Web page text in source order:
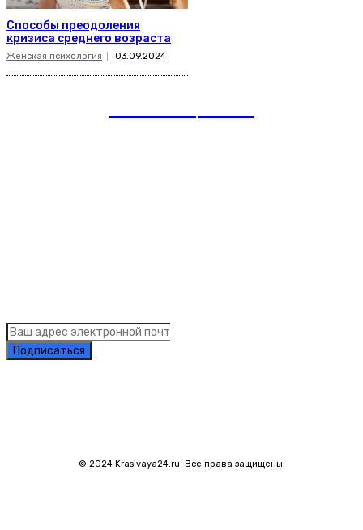
Способы преодоления
кризиса среднего возраста
Женская психология 03.09.2024
Подписаться
© 2024 Krasivaya24.ru. Все права защищены.